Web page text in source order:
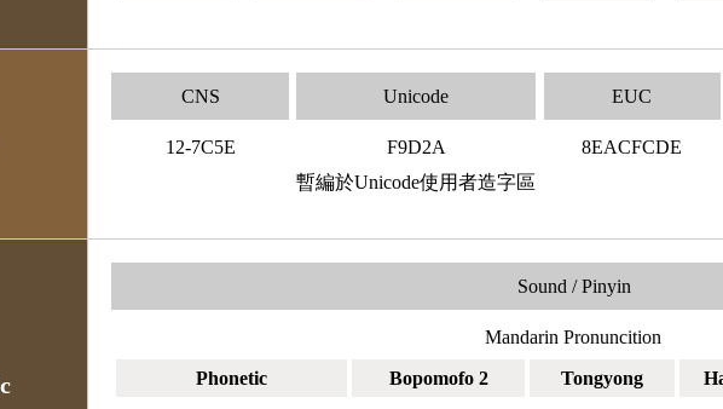
CNS
12-7C5E
Unicode
F9D2A
暫編於Unicode使用者造字區
EUC
8EACFCDE
Sound / Pinyin
Mandarin Pronuncition
Phonetic
Bopomofo 2 Tongyong